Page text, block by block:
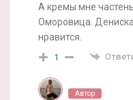
А кремы мне
Оморовица.
нравится.
1
Автор